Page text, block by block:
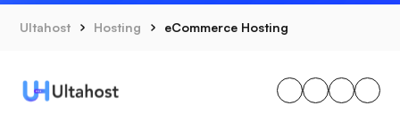
Ultahost Hosting eCommerce Hosting